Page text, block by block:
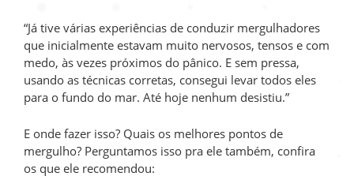
“Já tive várias experiências de conduzir mergulhadores
que inicialmente estavam muito nervosos, tensos e com
medo, às vezes próximos do pânico. E sem pressa,
usando as técnicas corretas, consegui levar todos eles
para o fundo do mar. Até hoje nenhum desistiu.”
E onde fazer isso? Quais os melhores pontos de
mergulho? Perguntamos isso pra ele também, confira
os que ele recomendou: